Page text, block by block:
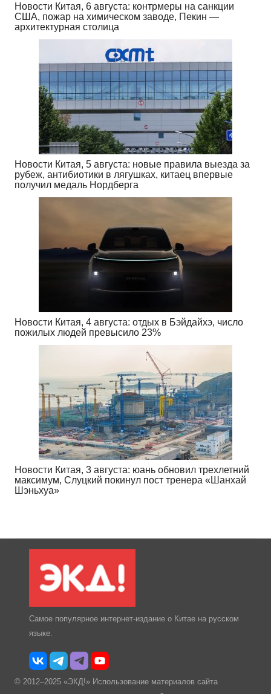
Новости Китая, 6 августа: контрмеры на санкции
США, пожар на химическом заводе, Пекин —
архитектурная столица
Новости Китая, 5 августа: новые правила выезда за
рубеж, антибиотики в лягушках, китаец впервые
получил медаль Нордберга
Новости Китая, 4 августа: отдых в Бэйдайхэ, число
пожилых людей превысило 23%
Новости Китая, 3 августа: юань обновил трехлетний
максимум, Слуцкий покинул пост тренера «Шанхай
Шэньхуа»
Самое популярное интернет-издание о Китае на русском
языке.
© 2012–2025 «ЭКД!» Использование материалов сайта